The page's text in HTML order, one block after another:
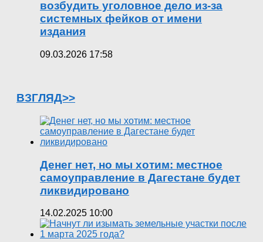
возбудить уголовное дело из-за
системных фейков от имени
издания
09.03.2026 17:58
ВЗГЛЯД>>
Денег нет, но мы хотим: местное
самоуправление в Дагестане будет
ликвидировано
14.02.2025 10:00